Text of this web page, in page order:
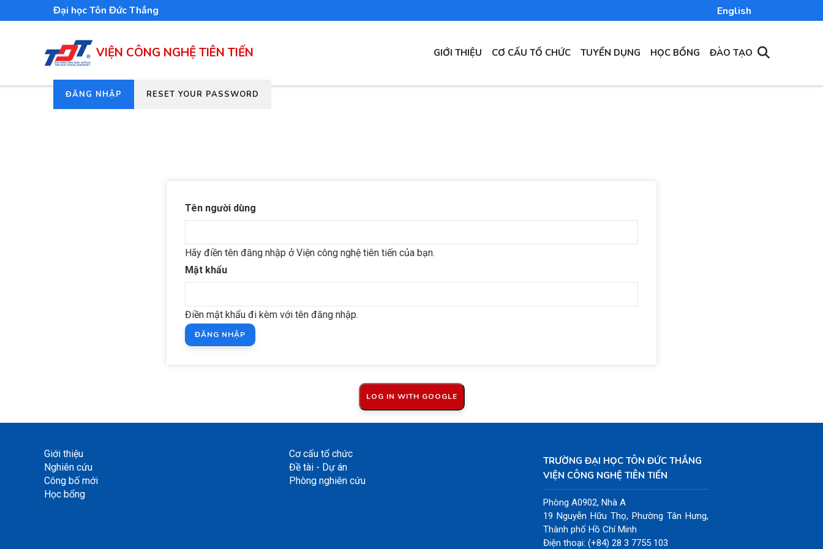
Đại học Tôn Đức Thắng English
VIỆN CÔNG NGHỆ TIÊN TIẾN
MAIN
NAVIGATION
GIỚI THIỆU CƠ CẤU TỔ CHỨC TUYỂN DỤNG HỌC BỔNG ĐÀO TẠO
Tab
chính
ĐĂNG NHẬP RESET YOUR PASSWORD
Tên người dùng
Hãy điền tên đăng nhập ở Viện công nghệ tiên tiến của bạn.
Mật khẩu
Điền mật khẩu đi kèm với tên đăng nhập.
Giới thiệu
Nghiên cứu
Công bố mới
Học bổng
Cơ cấu tổ chức
Đề tài - Dự án
Phòng nghiên cứu
TRƯỜNG ĐẠI HỌC TÔN ĐỨC THẮNG
VIỆN CÔNG NGHỆ TIÊN TIẾN
Phòng A0902, Nhà A
19 Nguyễn Hữu Thọ, Phường Tân Hưng,
Thành phố Hồ Chí Minh
Điện thoại: (+84) 28 3 7755 103